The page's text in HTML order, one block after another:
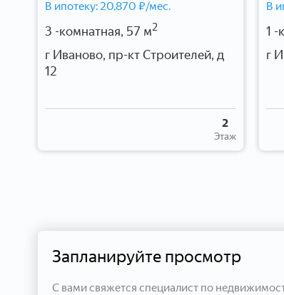
В ипотеку: 20,870 ₽/мес.
3 -комнатная, 57 м2
г Иваново, пр-кт Строителей, д
12
Этаж
2
В
1 -
г
Запланируйте просмотр
С вами свяжется специалист по